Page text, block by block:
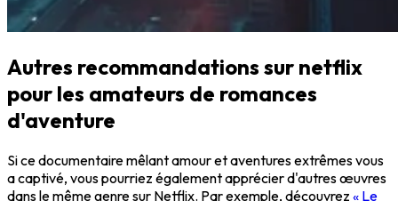
Autres recommandations sur netflix
pour les amateurs de romances
d'aventure
Si ce documentaire mêlant amour et aventures extrêmes vous
a captivé, vous pourriez également apprécier d'autres œuvres
dans le même genre sur Netflix. Par exemple, découvrez « Le